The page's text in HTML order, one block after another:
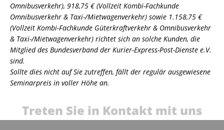
Omnibusverkehr), 918,75 € (Vollzeit Kombi-Fachkunde
Omnibusverkehr & Taxi-/Mietwagenverkehr) sowie 1.158,75 €
(Vollzeit Kombi-Fachkunde Güterkraftverkehr & Omnibusverkehr
& Taxi-/Mietwagenverkehr) richtet sich an solche Kunden, die
Mitglied des Bundesverband der Kurier-Express-Post-Dienste e.V.
sind.
Sollte dies nicht auf Sie zutreffen, fällt der regulär ausgewiesene
Seminarpreis in voller Höhe an.
Treten Sie in Kontakt mit uns